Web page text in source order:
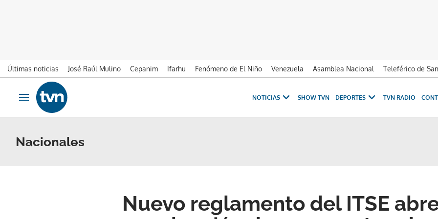
Últimas noticias José Raúl Mulino Cepanim Ifarhu Fenómeno de El Niño Venezuela Asamblea Nacional Teleférico de
Ir al contenido
Obrir navegació
NOTICIAS SHOW TVN DEPORTES TVN RADIO
Nacionales
Nuevo reglamento del ITSE